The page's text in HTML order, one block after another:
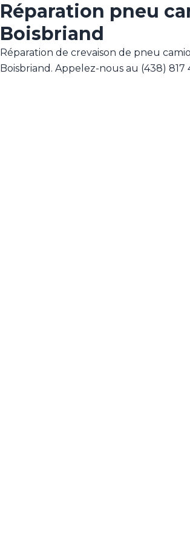
Réparation pneu
Boisbriand
Réparation de crevaison de pneu
Boisbriand. Appelez-nous au (438) 817